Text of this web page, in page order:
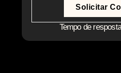
Solicitar
Tempo de